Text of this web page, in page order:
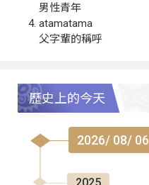
男性青年
atamatama
父字輩的稱呼
歷史上的今天
2026/ 08/ 06